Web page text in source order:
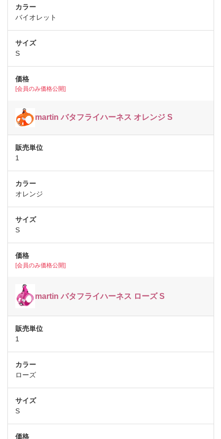
バイオレット
S
[会員のみ価格公開]
martin バタフライハーネス オレンジ S
1
オレンジ
S
[会員のみ価格公開]
martin バタフライハーネス ローズ S
1
ローズ
S